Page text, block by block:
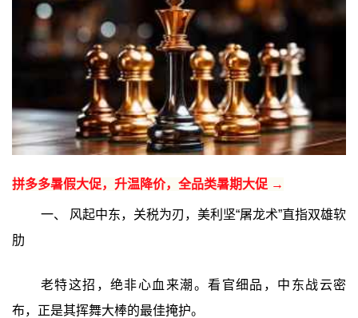
拼多多暑假大促，升温降价，全品类暑期大促 →
一、 风起中东，关税为刃，美利坚“屠龙术”直指双雄软
肋
老特这招，绝非心血来潮。看官细品，中东战云密
布，正是其挥舞大棒的最佳掩护。